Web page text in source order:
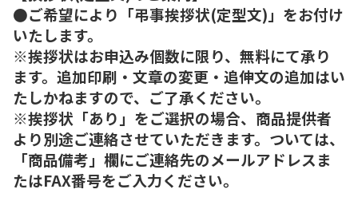
●ご希望により「弔事挨拶状(定型文)」をお付け
いたします。
※挨拶状はお申込み個数に限り、無料にて承り
ます。追加印刷・文章の変更・追伸文の追加はい
たしかねますので、ご了承ください。
※挨拶状「あり」をご選択の場合、商品提供者
より別途ご連絡させていただきます。ついては、
「商品備考」欄にご連絡先のメールアドレスま
たはFAX番号をご入力ください。